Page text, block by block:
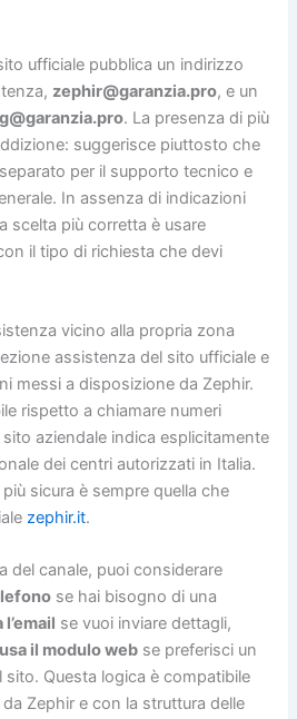
ufficiale pubblica un indirizzo
zephir@garanzia.pro, e un
. La presenza di più
suggerisce piuttosto che
per il supporto tecnico e
In assenza di indicazioni
scelta più corretta è usare
il tipo di richiesta che devi
vicino alla propria zona
assistenza del sito ufficiale e
messi a disposizione da Zephir.
rispetto a chiamare numeri
aziendale indica esplicitamente
dei centri autorizzati in Italia.
sicura è sempre quella che
zephir.it.
del canale, puoi considerare
se hai bisogno di una
l’email se vuoi inviare dettagli,
usa il modulo web se preferisci un
Questa logica è compatibile
Zephir e con la struttura delle